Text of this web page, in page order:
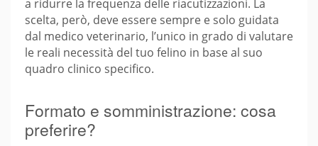
a ridurre la frequenza delle riacutizzazioni. La
scelta, però, deve essere sempre e solo guidata
dal medico veterinario, l’unico in grado di valutare
le reali necessità del tuo felino in base al suo
quadro clinico specifico.
Formato e somministrazione: cosa
preferire?